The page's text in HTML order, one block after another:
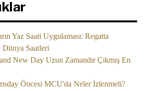
Yaz Saati Uygulaması: Regatta
Saatleri
New Day Uzun Zamandır Çıkmış En
Öncesi MCU'da Neler İzlenmeli?